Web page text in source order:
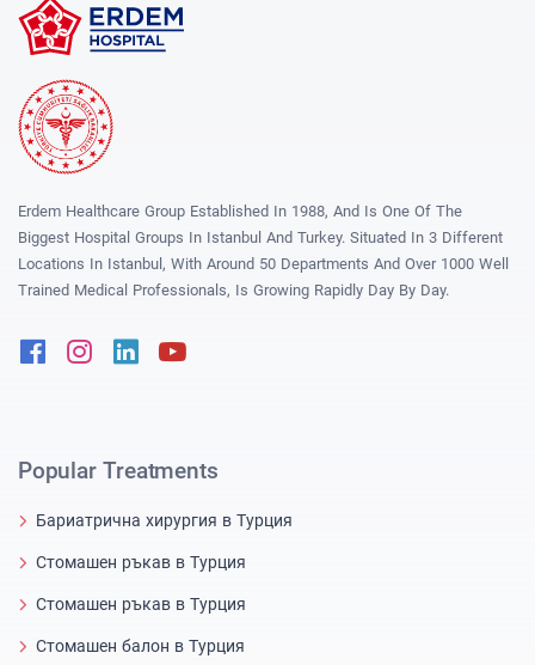
Erdem Healthcare Group Established In 1988, And Is One Of The
Biggest Hospital Groups In Istanbul And Turkey. Situated In 3 Different
Locations In Istanbul, With Around 50 Departments And Over 1000 Well
Trained Medical Professionals, Is Growing Rapidly Day By Day.
FacebookInstagram
Linkedin
Popular Treatments
Бариатрична хирургия в Турция
Стомашен ръкав в Турция
Стомашен ръкав в Турция
Стомашен балон в Турция